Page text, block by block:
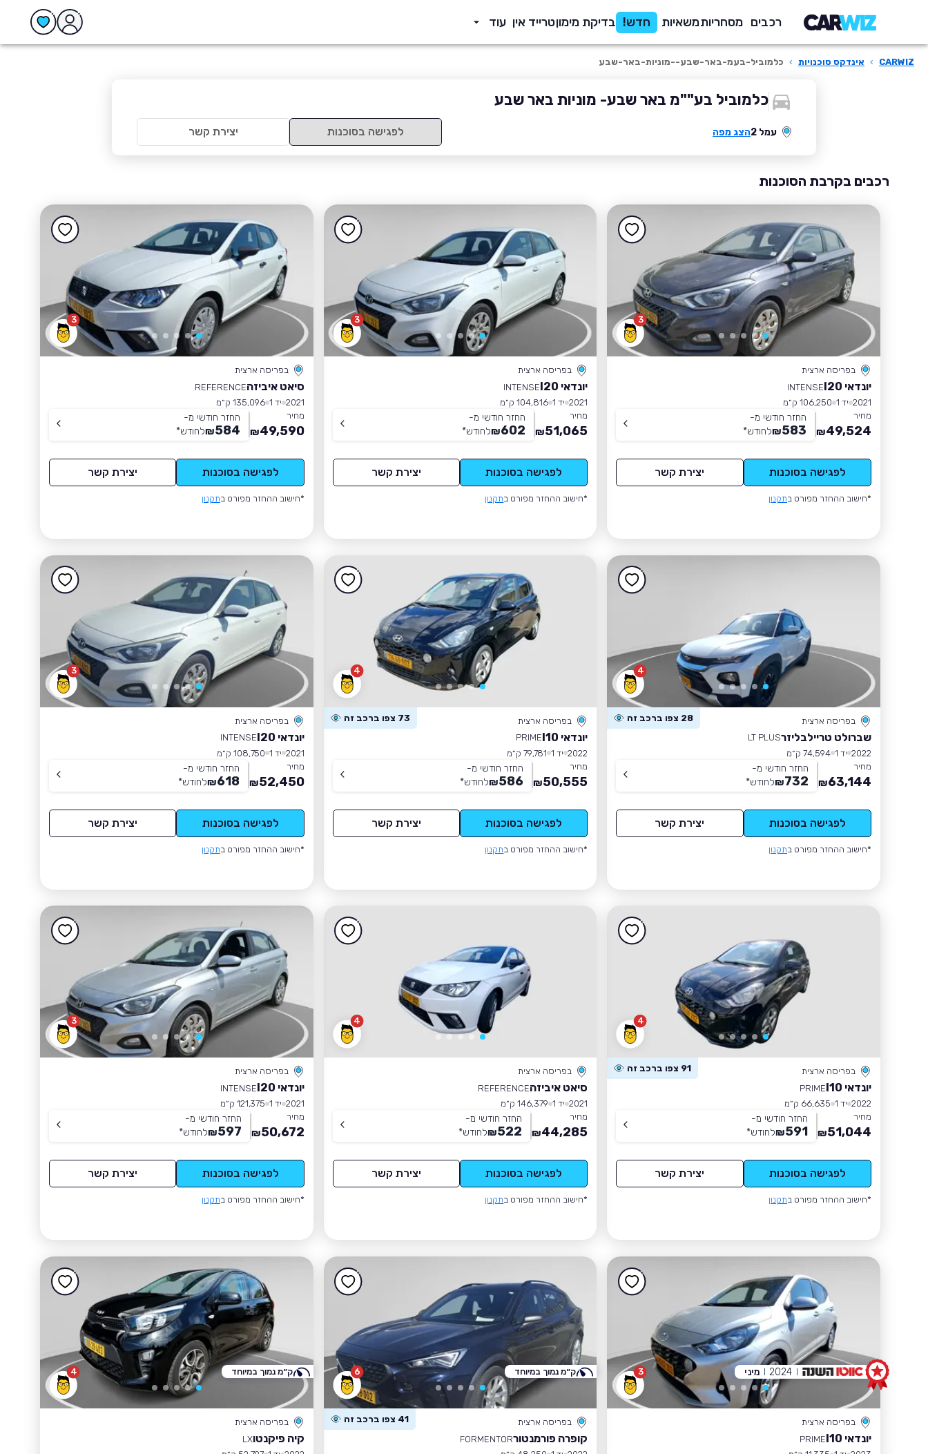
רכבים מסחריותמשאיות חדש! בדיקת מימוןטרייד אין עוד
CARWIZ
› אינדקס סוכנויות › כלמוביל-בעמ-באר-שבע--מוניות-באר-שבע
כלמוביל בע""מ באר שבע- מוניות באר שבע
עמל 2 הצג מפה לפגישה בסוכנות יצירת קשר
רכבים בקרבת הסוכנות
3
בפריסה ארצית
יונדאי I20
INTENSE
2021 יד 1
106,250 ק״מ
מחיר
49,524
₪
החזר חודשי מ-
583
₪לחודש*
לפגישה בסוכנות יצירת קשר
*חישוב ההחזר מפורט בתקנון
3
בפריסה ארצית
יונדאי I20
INTENSE
2021 יד 1
104,816 ק״מ
מחיר
51,065
₪
החזר חודשי מ-
602
₪לחודש*
לפגישה בסוכנות יצירת קשר
*חישוב ההחזר מפורט בתקנון
3
בפריסה ארצית
סיאט איביזהREFERENCE
2021 יד 1
135,096 ק״מ
מחיר
49,590
₪
החזר חודשי מ-
584
₪לחודש*
לפגישה בסוכנות יצירת קשר
*חישוב ההחזר מפורט בתקנון
4
בפריסה ארצית 28 צפו ברכב זה
שברולט טריילבליזרLT PLUS
2022 יד 1
74,594 ק״מ
מחיר
63,144
₪
החזר חודשי מ-
732
₪לחודש*
לפגישה בסוכנות יצירת קשר
*חישוב ההחזר מפורט בתקנון
4
בפריסה ארצית 73 צפו ברכב זה
יונדאי I10
PRIME
2022 יד 1
79,781 ק״מ
מחיר
50,555
₪
החזר חודשי מ-
586
₪לחודש*
לפגישה בסוכנות יצירת קשר
*חישוב ההחזר מפורט בתקנון
3
בפריסה ארצית
יונדאי I20
INTENSE
2021 יד 1
108,750 ק״מ
מחיר
52,450
₪
החזר חודשי מ-
618
₪לחודש*
לפגישה בסוכנות יצירת קשר
*חישוב ההחזר מפורט בתקנון
4
בפריסה ארצית 91 צפו ברכב זה
יונדאי I10
PRIME
2022 יד 1
66,635 ק״מ
מחיר
51,044
₪
החזר חודשי מ-
591
₪לחודש*
לפגישה בסוכנות יצירת קשר
*חישוב ההחזר מפורט בתקנון
4
בפריסה ארצית
סיאט איביזהREFERENCE
2021 יד 1
146,379 ק״מ
מחיר
44,285
₪
החזר חודשי מ-
522
₪לחודש*
לפגישה בסוכנות יצירת קשר
*חישוב ההחזר מפורט בתקנון
3
בפריסה ארצית
יונדאי I20
INTENSE
2021 יד 1
121,375 ק״מ
מחיר
50,672
₪
החזר חודשי מ-
597
₪לחודש*
לפגישה בסוכנות יצירת קשר
*חישוב ההחזר מפורט בתקנון
3
בפריסה ארצית
יונדאי I10
PRIME
2024 מיני 6
בפריסה ארצית 41 צפו ברכב זה
קופרה פורמנטורFORMENTOR
ק״מ נמוך במיוחד 4
בפריסה ארצית
קיה פיקנטוLX
ק״מ נמוך במיוחד